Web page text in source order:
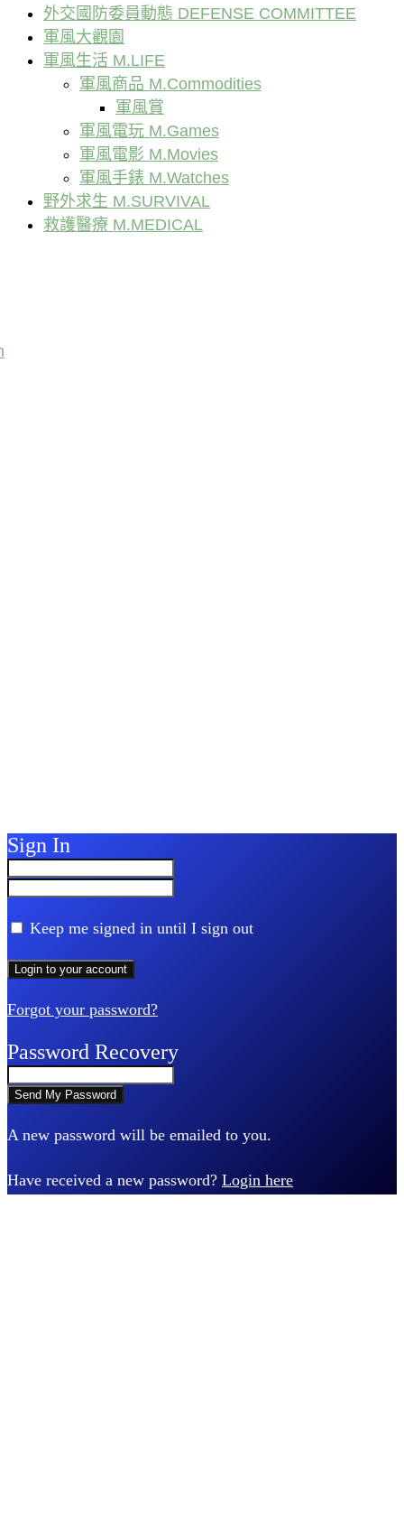
外交國防委員動態 DEFENSE COMMITTEE
軍風大觀園
軍風生活 M.LIFE
軍風商品 M.Commodities
軍風賞
軍風電玩 M.Games
軍風電影 M.Movies
軍風手錶 M.Watches
野外求生 M.SURVIVAL
救護醫療 M.MEDICAL
Sign In
Keep me signed in until I sign out
Forgot your password?
Password Recovery
A new password will be emailed to you.
Have received a new password? Login here